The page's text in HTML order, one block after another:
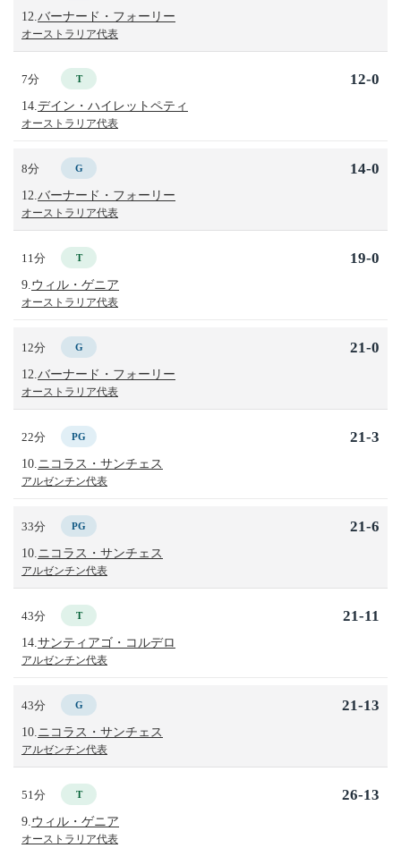
12. バーナード・フォーリー
オーストラリア代表
7分 T
14. デイン・ハイレットペティ
オーストラリア代表
12-0
8分 G
12. バーナード・フォーリー
オーストラリア代表
14-0
11分 T
9. ウィル・ゲニア
オーストラリア代表
19-0
12分 G
12. バーナード・フォーリー
オーストラリア代表
21-0
22分 PG
10. ニコラス・サンチェス
アルゼンチン代表
21-3
33分 PG
10. ニコラス・サンチェス
アルゼンチン代表
21-6
43分 T
14. サンティアゴ・コルデロ
アルゼンチン代表
21-11
43分 G
10. ニコラス・サンチェス
アルゼンチン代表
21-13
51分 T
9. ウィル・ゲニア
オーストラリア代表
26-13